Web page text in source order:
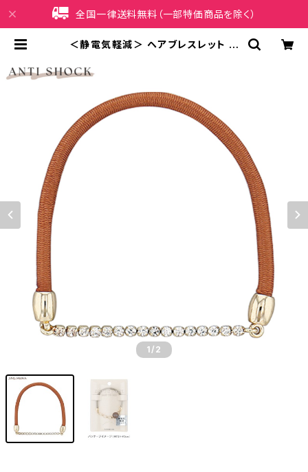
全国一律送料無料（一部特価商品を除く）
＜静電気軽減＞ ヘアブレスレット ビ
ールド） | iPhoneケース販売店 イマ
1 /2